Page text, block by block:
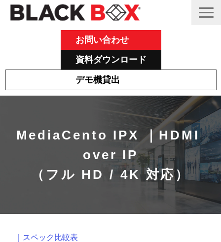
お問い合わせ
資料ダウンロード
デモ機貸出
Black Box 製品紹介と活用事例
サポート
ブログ
MediaCento IPX ｜HDMI
over IP
（フル HD / 4K 対応）
｜スペック比較表